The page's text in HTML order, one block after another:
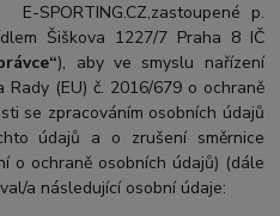
SPORTING.CZ,zastoupené p.
Šiškova 1227/7 Praha 8 IČ
), aby ve smyslu nařízení
Rady (EU) č. 2016/679 o ochraně
se zpracováním osobních údajů
údajů a o zrušení směrnice
o ochraně osobních údajů) (dále
a následující osobní údaje: